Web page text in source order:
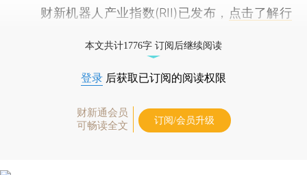
财新机器人产业指数(RII)已发布， 点击了解行
本文共计1776字 订阅后继续阅读
登录 后获取已订阅的阅读权限
财新通会员
可畅读全文
订阅/会员升级